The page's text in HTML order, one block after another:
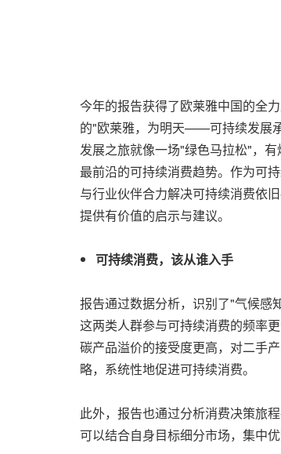
今年的报告获得了欧莱雅中国的全
的"欧莱雅，为明天——可持续发展
发展之旅就像一场"绿色马拉松"，
最前沿的可持续消费趋势。作为可
与行业伙伴合力解决可持续消费依
提供有价值的启示与建议。
可持续消费，该从谁入手
报告通过数据分析，识别了"气候感
这两类人群参与可持续消费的频率
碳产品溢价的接受度更高，对二手
略，系统性地促进可持续消费。
此外，报告也通过分析消费决策旅
可以结合自身目标细分市场，集中